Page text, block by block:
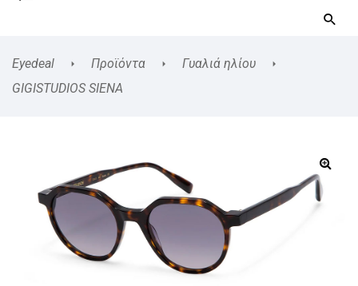
Eyedeal Προϊόντα
Γυαλιά ηλίου
GIGISTUDIOS SIENA